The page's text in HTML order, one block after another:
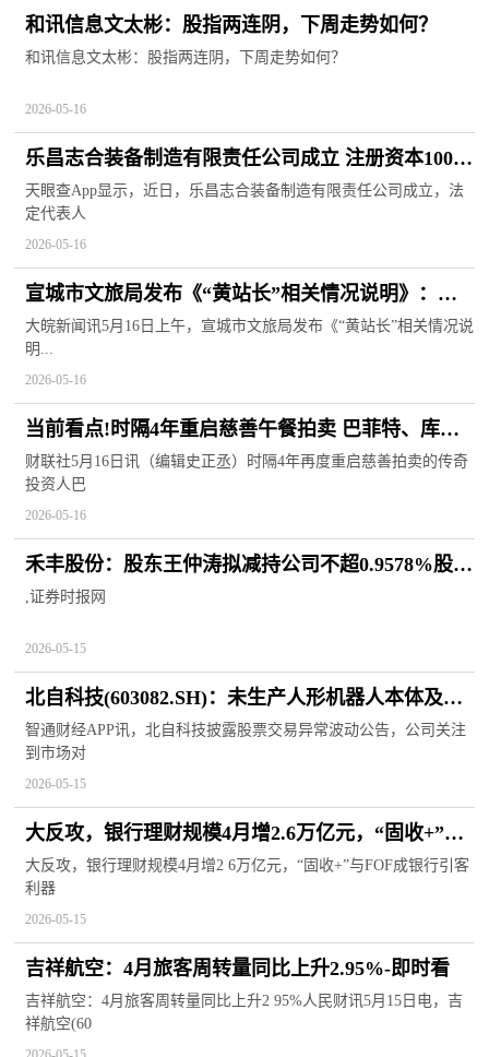
和讯信息文太彬：股指两连阴，下周走势如何？
和讯信息文太彬：股指两连阴，下周走势如何？
2026-05-16
乐昌志合装备制造有限责任公司成立 注册资本100万
人民币
天眼查App显示，近日，乐昌志合装备制造有限责任公司成立，法
定代表人
2026-05-16
宣城市文旅局发布《“黄站长”相关情况说明》：将
慎重研究“小黄”的认领收养等后续工作|每日热文
大皖新闻讯5月16日上午，宣城市文旅局发布《“黄站长”相关情况说
明...
2026-05-16
当前看点!时隔4年重启慈善午餐拍卖 巴菲特、库里
合力砍下900万美元善款
财联社5月16日讯（编辑史正丞）时隔4年再度重启慈善拍卖的传奇
投资人巴
2026-05-16
禾丰股份：股东王仲涛拟减持公司不超0.9578%股
份|动态焦点
,证券时报网
2026-05-15
北自科技(603082.SH)：未生产人形机器人本体及零
部件
智通财经APP讯，北自科技披露股票交易异常波动公告，公司关注
到市场对
2026-05-15
大反攻，银行理财规模4月增2.6万亿元，“固收+”与
FOF成银行引客利器-今日精选
大反攻，银行理财规模4月增2 6万亿元，“固收+”与FOF成银行引客
利器
2026-05-15
吉祥航空：4月旅客周转量同比上升2.95%-即时看
吉祥航空：4月旅客周转量同比上升2 95%人民财讯5月15日电，吉
祥航空(60